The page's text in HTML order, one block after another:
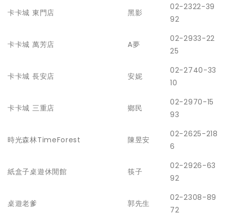
卡卡城 東門店 黑影
02-2322-39
92
卡卡城 萬芳店 A夢
02-2933-22
25
卡卡城 長安店 安妮
02-2740-33
10
卡卡城 三重店 鄉民
02-2970-15
93
時光森林TimeForest 陳昱安
02-2625-218
6
紙盒子桌遊休閒館 筷子
02-2926-63
92
桌遊老爹 郭先生
02-2308-89
72